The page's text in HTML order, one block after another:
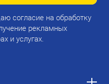
согласие на обработку
рекламных
и услугах.